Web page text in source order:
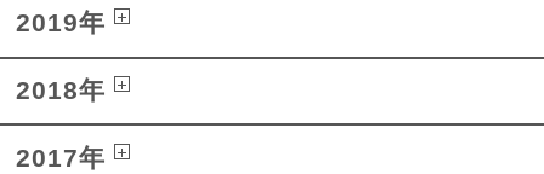
2019年
2018年
2017年